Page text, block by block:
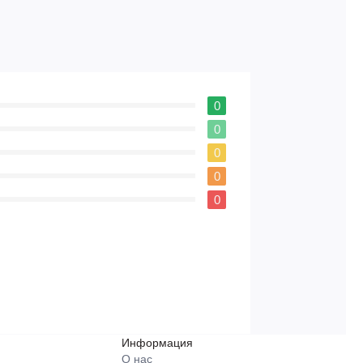
0
0
0
0
0
Информация
О нас